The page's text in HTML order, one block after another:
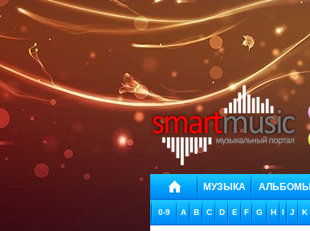
МУЗЫКА АЛЬБОМЫ
0-9 A B C D E F G H I J K